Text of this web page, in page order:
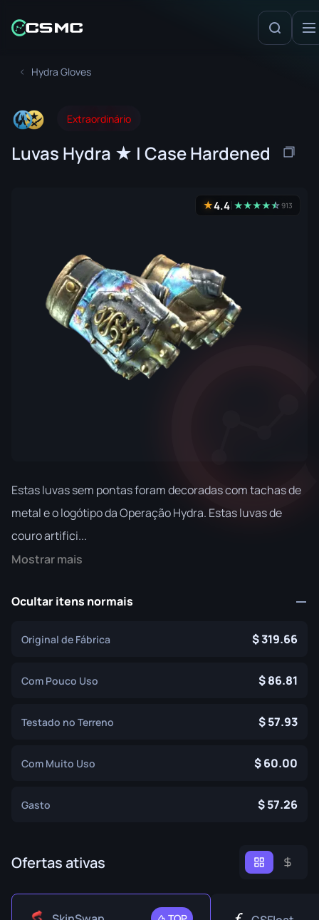
Hydra Gloves
Extraordinário
Luvas Hydra ★ | Case Hardened
★4.4 ★★★★★
☆913
Estas luvas sem pontas foram decoradas com tachas de
metal e o logótipo da Operação Hydra. Estas luvas de
couro artifici...
Mostrar mais
Ocultar itens normais
Original de Fábrica 319.66
Com Pouco Uso 86.81
Testado no Terreno 57.93
Com Muito Uso 60.00
Gasto 57.26
Ofertas ativas